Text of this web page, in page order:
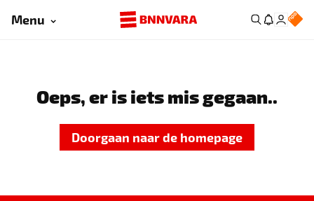
Menu
Oeps, er is iets mis gegaan..
Doorgaan naar de homepage